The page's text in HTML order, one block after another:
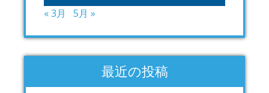
« 3月 5月 »
最近の投稿